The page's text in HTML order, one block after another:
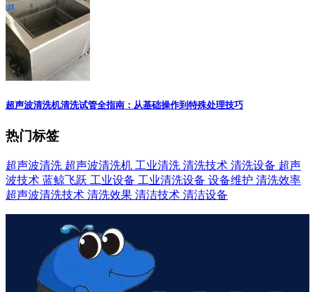
超声波清洗机清洗试管全指南：从基础操作到特殊处理技巧
热门标签
超声波清洗 超声波清洗机 工业清洗 清洗技术 清洗设备 超声
波技术 蓝鲸飞跃 工业设备 工业清洗设备 设备维护 清洗效率
超声波清洗技术 清洗效果 清洁技术 清洁设备